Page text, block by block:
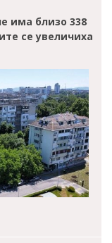
има близо 338
се увеличиха